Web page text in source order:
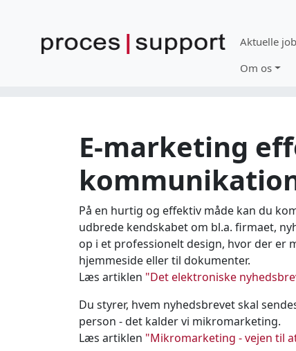
Aktuelle
Om os
E-marketing
På en hurtig og effektiv måde kan du
udbrede kendskabet om bl.a. firmaet,
op i et professionelt design, hvor der er
hjemmeside eller til dokumenter.
Læs artiklen "Det elektroniske
Du styrer, hvem nyhedsbrevet skal
person - det kalder vi mikromarketing.
Læs artiklen "Mikromarketing - vejen til